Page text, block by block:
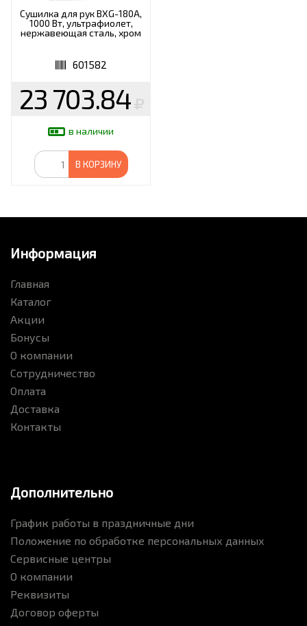
Сушилка для рук BXG-180A,
1000 Вт, ультрафиолет,
нержавеющая сталь, хром
601582
23 703.84
в наличии
В КОРЗИНУ
Информация
Главная
Каталог
Акции
Бонусы
О компании
Сотрудничество
Оплата
Доставка
Контакты
Дополнительно
График работы в праздничные дни
Положение по обработке персональных данных
Сервисные центры
О компании
Реквизиты
Договор оферты